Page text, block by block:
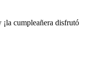
cumpleañera disfrutó